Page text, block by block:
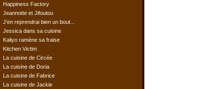
Happiness Factory
Jeannotte et Jifoutou
J'en reprendrai bien un bout...
Jessica dans sa cuisine
Kaliyo ramène sa fraise
Kitchen Victim
La cuisine de Circée
La cuisine de Doria
La cuisine de Fabrice
La cuisine de Jackie